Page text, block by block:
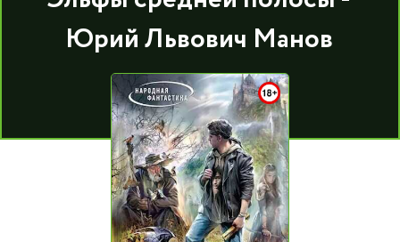
Юрий Львович Манов